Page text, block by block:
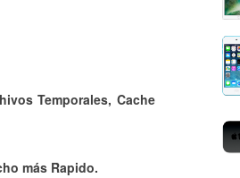
Temporales, Cache
más Rapido.